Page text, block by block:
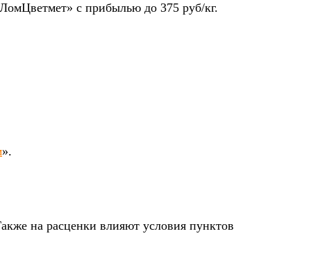
с прибылью до 375 руб/кг.
».
на расценки влияют условия пунктов